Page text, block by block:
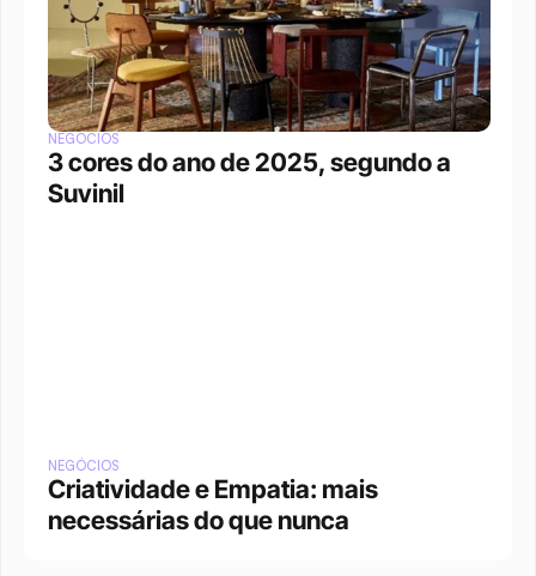
NEGÓCIOS
3 cores do ano de 2025, segundo a
Suvinil
NEGÓCIOS
Criatividade e Empatia: mais
necessárias do que nunca